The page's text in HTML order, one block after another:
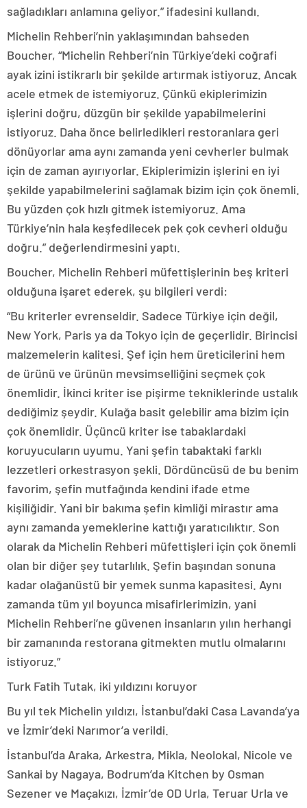
sağladıkları anlamına geliyor.” ifadesini kullandı.
Michelin Rehberi’nin yaklaşımından bahseden
Boucher, “Michelin Rehberi’nin Türkiye’deki coğrafi
ayak izini istikrarlı bir şekilde artırmak istiyoruz. Ancak
acele etmek de istemiyoruz. Çünkü ekiplerimizin
işlerini doğru, düzgün bir şekilde yapabilmelerini
istiyoruz. Daha önce belirledikleri restoranlara geri
dönüyorlar ama aynı zamanda yeni cevherler bulmak
için de zaman ayırıyorlar. Ekiplerimizin işlerini en iyi
şekilde yapabilmelerini sağlamak bizim için çok önemli.
Bu yüzden çok hızlı gitmek istemiyoruz. Ama
Türkiye’nin hala keşfedilecek pek çok cevheri olduğu
doğru.” değerlendirmesini yaptı.
Boucher, Michelin Rehberi müfettişlerinin beş kriteri
olduğuna işaret ederek, şu bilgileri verdi:
“Bu kriterler evrenseldir. Sadece Türkiye için değil,
New York, Paris ya da Tokyo için de geçerlidir. Birincisi
malzemelerin kalitesi. Şef için hem üreticilerini hem
de ürünü ve ürünün mevsimselliğini seçmek çok
önemlidir. İkinci kriter ise pişirme tekniklerinde ustalık
dediğimiz şeydir. Kulağa basit gelebilir ama bizim için
çok önemlidir. Üçüncü kriter ise tabaklardaki
koruyucuların uyumu. Yani şefin tabaktaki farklı
lezzetleri orkestrasyon şekli. Dördüncüsü de bu benim
favorim, şefin mutfağında kendini ifade etme
kişiliğidir. Yani bir bakıma şefin kimliği mirastır ama
aynı zamanda yemeklerine kattığı yaratıcılıktır. Son
olarak da Michelin Rehberi müfettişleri için çok önemli
olan bir diğer şey tutarlılık. Şefin başından sonuna
kadar olağanüstü bir yemek sunma kapasitesi. Aynı
zamanda tüm yıl boyunca misafirlerimizin, yani
Michelin Rehberi’ne güvenen insanların yılın herhangi
bir zamanında restorana gitmekten mutlu olmalarını
istiyoruz.”
Turk Fatih Tutak, iki yıldızını koruyor
Bu yıl tek Michelin yıldızı, İstanbul’daki Casa Lavanda’ya
ve İzmir’deki Narımor’a verildi.
İstanbul’da Araka, Arkestra, Mikla, Neolokal, Nicole ve
Sankai by Nagaya, Bodrum’da Kitchen by Osman
Sezener ve Maçakızı, İzmir’de OD Urla, Teruar Urla ve